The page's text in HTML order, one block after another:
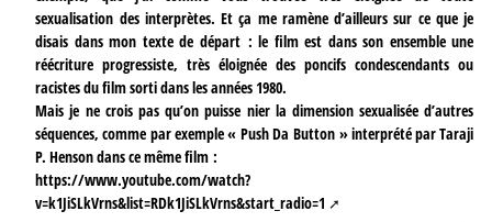
sexualisation des interprètes. Et ça me ramène d’ailleurs sur ce que je
disais dans mon texte de départ : le film est dans son ensemble une
réécriture progressiste, très éloignée des poncifs condescendants ou
racistes du film sorti dans les années 1980.
Mais je ne crois pas qu’on puisse nier la dimension sexualisée d’autres
séquences, comme par exemple « Push Da Button » interprété par Taraji
P. Henson dans ce même film :
https://www.youtube.com/watch?
v=k1JiSLkVrns&list=RDk1JiSLkVrns&start_radio=1